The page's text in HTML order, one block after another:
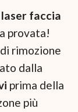
faccia
provata!
rimozione
dalla
prima della
più